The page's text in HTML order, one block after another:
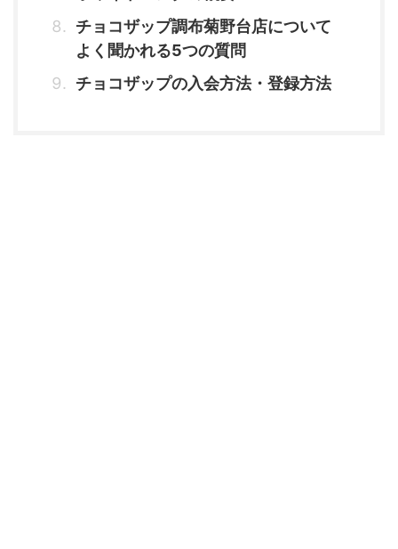
チョコザップ調布菊野台店について
よく聞かれる5つの質問
チョコザップの入会方法・登録方法